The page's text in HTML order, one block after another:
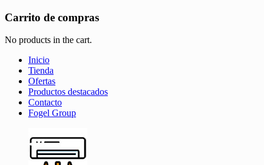
Carrito de compras
No products in the cart.
Inicio
Tienda
Ofertas
Productos destacados
Contacto
Fogel Group